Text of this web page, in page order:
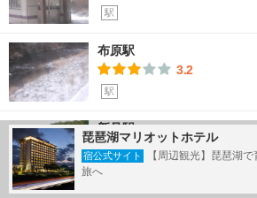
駅
布原駅
3.2
駅
新見駅
3.25
琵琶湖マリオットホテル
宿公式サイト
【周辺観光】琵琶湖
旅へ